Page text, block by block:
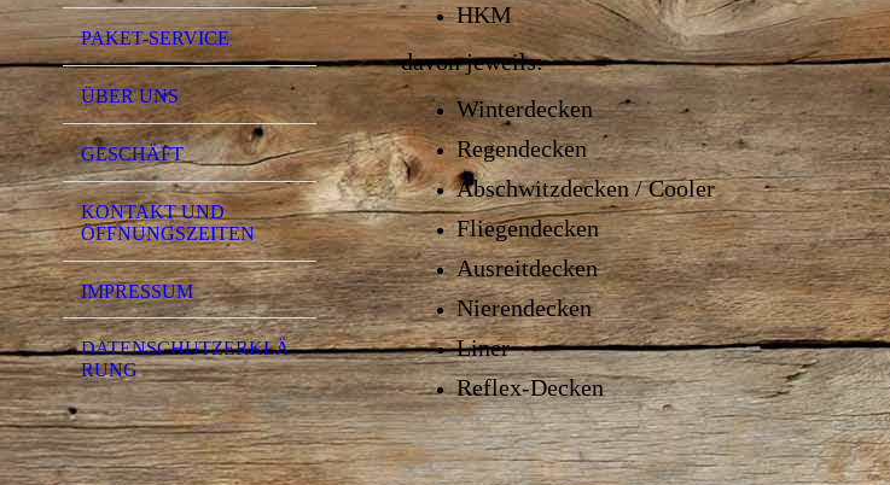
PAKET-SERVICE
ÜBER UNS
GESCHÄFT
KONTAKT UND
ÖFFNUNGSZEITEN
IMPRESSUM
DATENSCHUTZERKLÄ
RUNG
HKM
davon jeweils:
Winterdecken
Regendecken
Abschwitzdecken / Cooler
Fliegendecken
Ausreitdecken
Nierendecken
Liner
Reflex-Decken